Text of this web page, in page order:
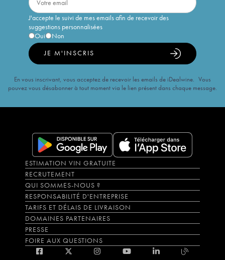
J'accepte le suivi de mes emails afin de recevoir des
suggestions personnalisées
Oui
Non
JE M'INSCRIS
En vous inscrivant, vous acceptez de recevoir les emails de iDealwine. Vous
pouvez vous désabonner à tout moment via le lien présent dans chaque message.
ESTIMATION VIN GRATUITE
RECRUTEMENT
QUI SOMMES-NOUS ?
RESPONSABILITÉ D'ENTREPRISE
TARIFS ET DÉLAIS DE LIVRAISON
DOMAINES PARTENAIRES
PRESSE
FOIRE AUX QUESTIONS